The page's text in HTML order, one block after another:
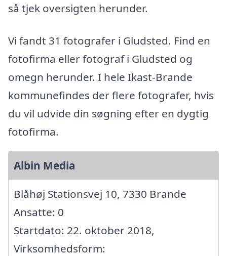
så tjek oversigten herunder.
Vi fandt 31 fotografer i Gludsted. Find en
fotofirma eller fotograf i Gludsted og
omegn herunder. I hele Ikast-Brande
kommunefindes der flere fotografer, hvis
du vil udvide din søgning efter en dygtig
fotofirma.
Albin Media
Blåhøj Stationsvej 10, 7330 Brande
Ansatte: 0
Startdato: 22. oktober 2018,
Virksomhedsform: